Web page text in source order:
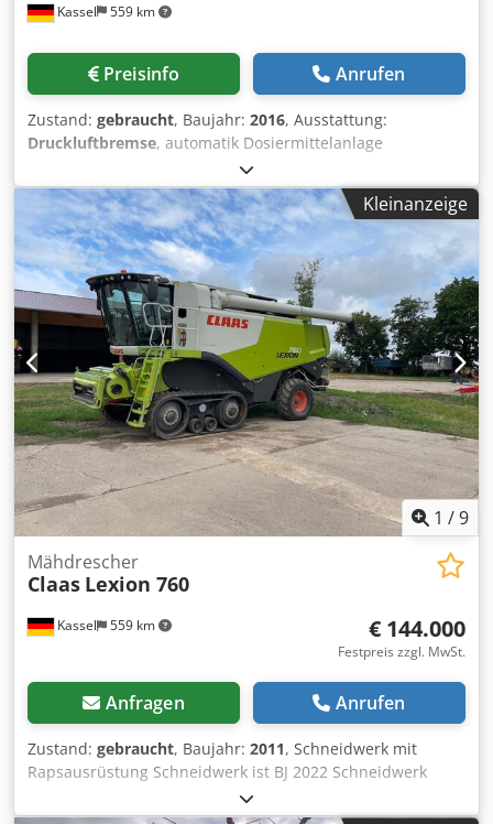
Kassel 559 km
Preisinfo Anrufen
Zustand: gebraucht, Baujahr: 2016, Ausstattung:
Druckluftbremse, automatik Dosiermittelanlage
abklappbarer Kratzboden 3. Tastrad unter PickUp / 6905
Ladungen Nachlauflenkachse Deichselfederung
hydraulisch Achsfederung / mechanisch LoadSensing
PickUp 40 Messer Schneidwerk LED-Lichtpaket /
Kraftmessbolzen für L Csdpfx Ajtpn Tpegveha
Kleinanzeige
1 /9
Kassel 559 km
Mähdrescher
Claas Lexion 760
€ 144.000
Festpreis zzgl. MwSt.
Anfragen Anrufen
Zustand: gebraucht, Baujahr: 2011, Schneidwerk mit
Rapsausrüstung Schneidwerk ist BJ 2022 Schneidwerk
Claas Vario / 930 / Codpfx Agjt Twuiovoha